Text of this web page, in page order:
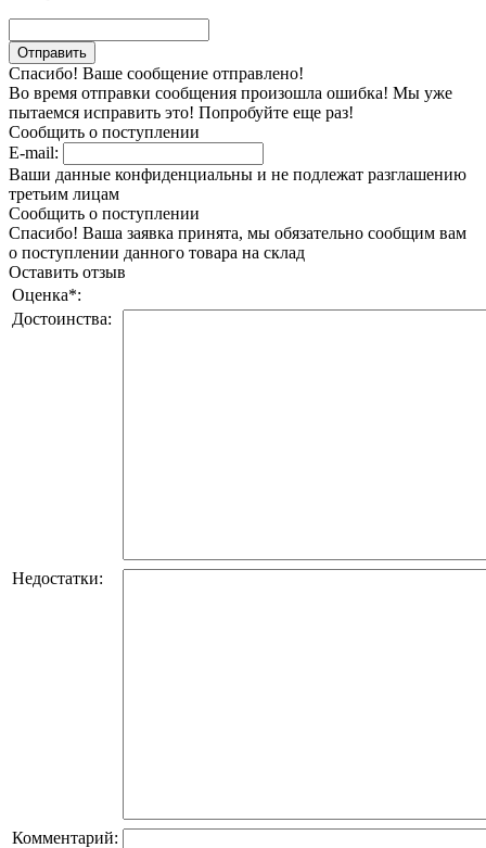
Спасибо! Ваше сообщение отправлено!
Во время отправки сообщения произошла ошибка! Мы уже
пытаемся исправить это! Попробуйте еще раз!
Сообщить о поступлении
E-mail:
Ваши данные конфиденциальны и не подлежат разглашению
третьим лицам
Сообщить о поступлении
Спасибо! Ваша заявка принята, мы обязательно сообщим вам
о поступлении данного товара на склад
Оставить отзыв
Оценка*:
Достоинства:
Недостатки:
Комментарий: